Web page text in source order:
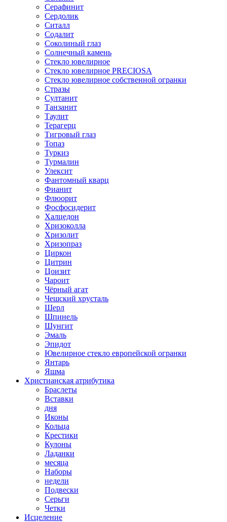
Серафинит
Сердолик
Ситалл
Содалит
Соколиный глаз
Солнечный камень
Стекло ювелирное
Стекло ювелирное PRECIOSA
Стекло ювелирное собственной огранки
Стразы
Султанит
Танзанит
Таулит
Терагерц
Тигровый глаз
Топаз
Туркиз
Турмалин
Улексит
Фантомный кварц
Фианит
Флюорит
Фосфосидерит
Халцедон
Хризоколла
Хризолит
Хризопраз
Циркон
Цитрин
Цоизит
Чароит
Чёрный агат
Чешский хрусталь
Шерл
Шпинель
Шунгит
Эмаль
Эпидот
Ювелирное стекло европейской огранки
Янтарь
Яшма
Христианская атрибутика
Браслеты
Вставки
дня
Иконы
Кольца
Крестики
Кулоны
Ладанки
месяца
Наборы
недели
Подвески
Серьги
Четки
Исцеление